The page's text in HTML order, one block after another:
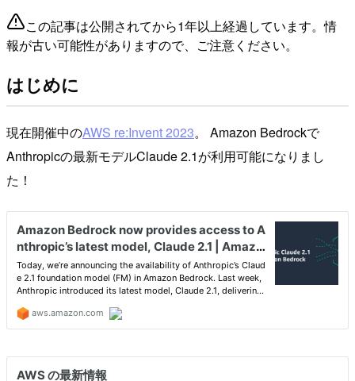
この記事は公開されてから1年以上経過しています。情
報が古い可能性がありますので、ご注意ください。
はじめに
現在開催中のAWS re:Invent 2023。 Amazon Bedrockで
Anthropicの最新モデルClaude 2.1が利用可能になりまし
た！